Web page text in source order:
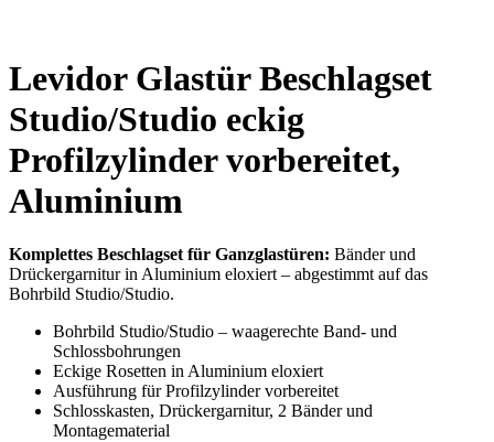
Levidor Glastür Beschlagset
Studio/Studio eckig
Profilzylinder vorbereitet,
Aluminium
Komplettes Beschlagset für Ganzglastüren: Bänder und
Drückergarnitur in Aluminium eloxiert – abgestimmt auf das
Bohrbild Studio/Studio.
Bohrbild Studio/Studio – waagerechte Band- und
Schlossbohrungen
Eckige Rosetten in Aluminium eloxiert
Ausführung für Profilzylinder vorbereitet
Schlosskasten, Drückergarnitur, 2 Bänder und
Montagematerial